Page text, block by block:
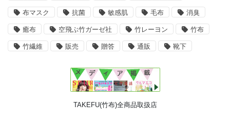
布マスク 抗菌 敏感肌 毛布 消臭
癒布 空飛ぶ竹ガーゼ社 竹レーヨン 竹布
竹繊維 販売 贈答 通販 靴下
TAKEFU(竹布)全商品取扱店